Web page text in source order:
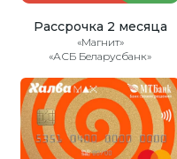
Рассрочка 2 месяца
«Магнит»
«АСБ Беларусбанк»